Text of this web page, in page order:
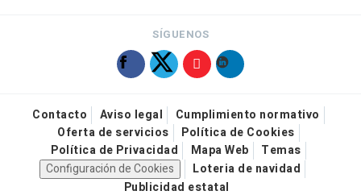
SÍGUENOS
Contacto Aviso legal
Cumplimiento normativo
Oferta de servicios
Política de Cookies
Política de Privacidad
Mapa Web
Temas
Configuración de Cookies
Loteria de navidad
Publicidad estatal